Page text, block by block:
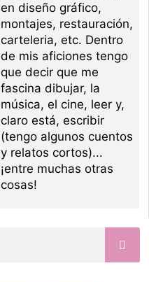
en diseño gráfico,
montajes, restauración,
carteleria, etc. Dentro
de mis aficiones tengo
que decir que me
fascina dibujar, la
música, el cine, leer y,
claro está, escribir
(tengo algunos cuentos
y relatos cortos)...
¡entre muchas otras
cosas!